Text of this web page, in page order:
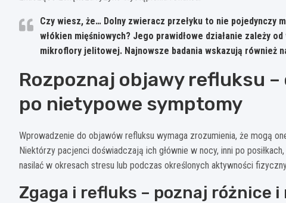
Czy wiesz, że… Dolny zwieracz przełyku to nie pojedynczy
włókien mięśniowych? Jego prawidłowe działanie zależy
mikroflory jelitowej. Najnowsze badania wskazują również
Rozpoznaj objawy refluksu
po nietypowe symptomy
Wprowadzenie do objawów refluksu wymaga zrozumienia, że mogą
Niektórzy pacjenci doświadczają ich głównie w nocy, inni po
nasilać w okresach stresu lub podczas określonych aktywności
Zgaga i refluks – poznaj różnice